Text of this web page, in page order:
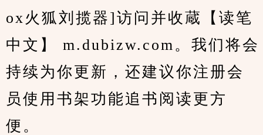
ox火狐刘揽器]访问并收蔵【读笔
中文】 m.dubizw.com。我们将会
持续为你更新，还建议你注册会
员使用书架功能追书阅读更方
便。